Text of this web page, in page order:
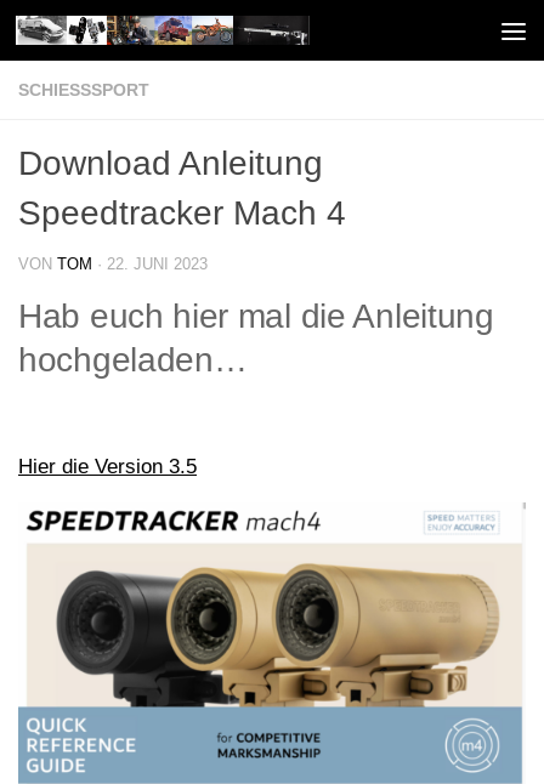
Unter dem Inhalt
SCHIESSSPORT
Download Anleitung
Speedtracker Mach 4
VON TOM · 22. JUNI 2023
Hab euch hier mal die Anleitung
hochgeladen…
Hier die Version 3.5